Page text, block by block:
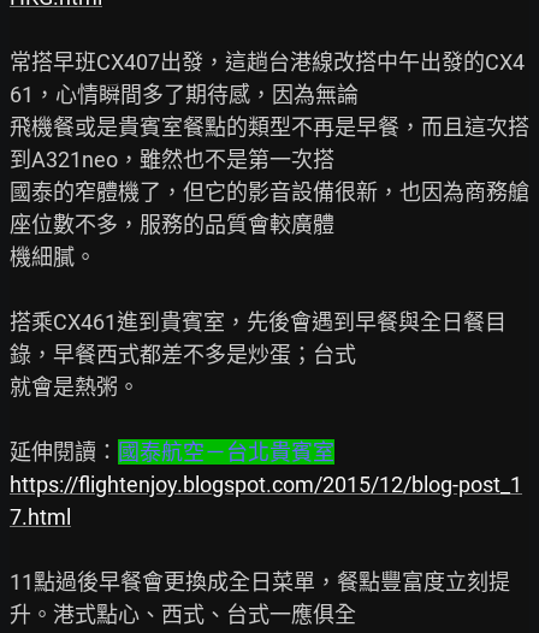
常搭早班CX407出發，這趟台港線改搭中午出發的CX4
61，心情瞬間多了期待感，因為無論
飛機餐或是貴賓室餐點的類型不再是早餐，而且這次搭
到A321neo，雖然也不是第一次搭
國泰的窄體機了，但它的影音設備很新，也因為商務艙
座位數不多，服務的品質會較廣體
機細膩。
搭乘CX461進到貴賓室，先後會遇到早餐與全日餐目
錄，早餐西式都差不多是炒蛋；台式
就會是熱粥。
延伸閱讀： 國泰航空－台北貴賓室
https://flightenjoy.blogspot.com/2015/12/blog-post_1
7.html
11點過後早餐會更換成全日菜單，餐點豐富度立刻提
升。港式點心、西式、台式一應俱全